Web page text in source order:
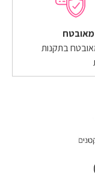
בתקנות